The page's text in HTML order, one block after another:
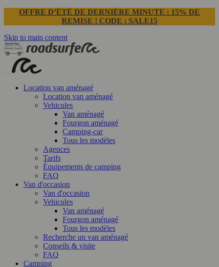
OFFRE D’ÉTÉ DE DERNIÈRE MINUTE : 15% DE
REMISE ! CODE : SALE15
Skip to main content
Location van aménagé
Location van aménagé
Vehicules
Van aménagé
Fourgon aménagé
Camping-car
Tous les modèles
Agences
Tarifs
Équipements de camping
FAQ
Van d'occasion
Van d'occasion
Vehicules
Van aménagé
Fourgon aménagé
Tous les modèles
Recherche un van aménagé
Conseils & visite
FAQ
Camping